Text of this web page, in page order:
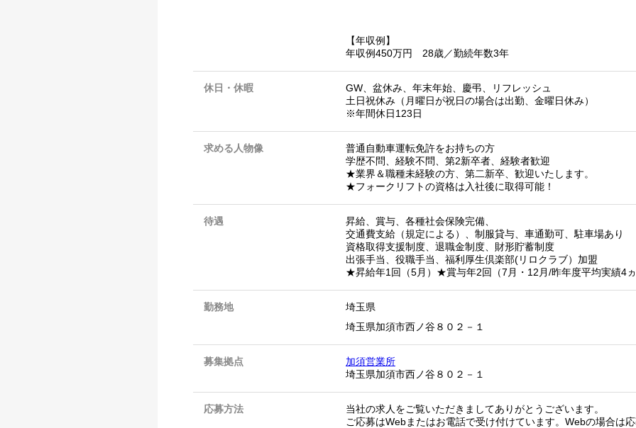
【年収例】
年収例450万円 28歳／勤続年数3年
休日・休暇
GW、盆休み、年末年始、慶弔、リフレッシュ
土日祝休み（月曜日が祝日の場合は出勤、金曜日休み）
※年間休日123日
求める人物像
普通自動車運転免許をお持ちの方
学歴不問、経験不問、第2新卒者、経験者歓迎
★業界＆職種未経験の方、第二新卒、歓迎いたします。
★フォークリフトの資格は入社後に取得可能！
待遇
昇給、賞与、各種社会保険完備、
交通費支給（規定による）、制服貸与、車通勤可、駐車場あり
資格取得支援制度、退職金制度、財形貯蓄制度
出張手当、役職手当、福利厚生倶楽部(リロクラブ）加盟
★昇給年1回（5月）★賞与年2回（7月・12月/昨年度平均実績4
勤務地
埼玉県
埼玉県加須市西ノ谷８０２－１
募集拠点
加須営業所
埼玉県加須市西ノ谷８０２－１
応募方法
当社の求人をご覧いただきましてありがとうございます。
ご応募はWebまたはお電話で受け付けています。Webの場合は